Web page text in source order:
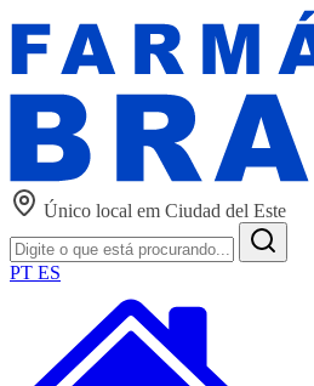
Único local em Ciudad del Este
PT ES